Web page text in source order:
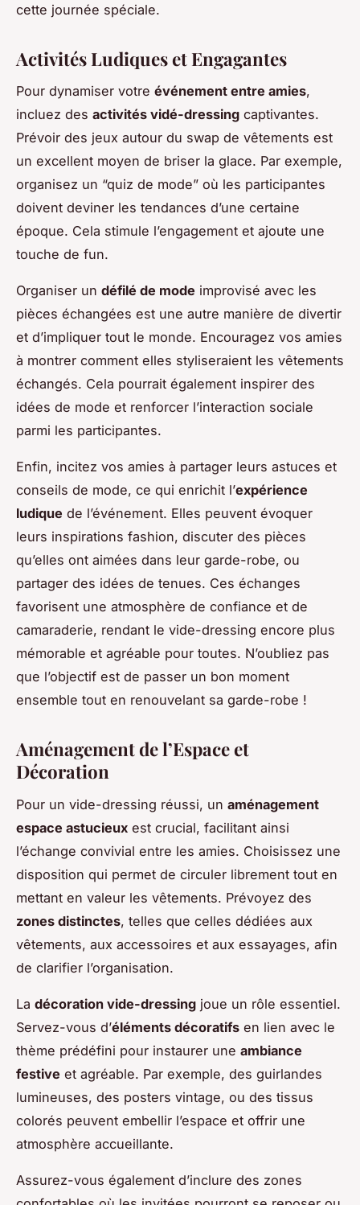
cette journée spéciale.
Activités Ludiques et Engagantes
Pour dynamiser votre événement entre amies,
incluez des activités vidé-dressing captivantes.
Prévoir des jeux autour du swap de vêtements est
un excellent moyen de briser la glace. Par exemple,
organisez un “quiz de mode” où les participantes
doivent deviner les tendances d’une certaine
époque. Cela stimule l’engagement et ajoute une
touche de fun.
Organiser un défilé de mode improvisé avec les
pièces échangées est une autre manière de divertir
et d’impliquer tout le monde. Encouragez vos amies
à montrer comment elles styliseraient les vêtements
échangés. Cela pourrait également inspirer des
idées de mode et renforcer l’interaction sociale
parmi les participantes.
Enfin, incitez vos amies à partager leurs astuces et
conseils de mode, ce qui enrichit l’expérience
ludique de l’événement. Elles peuvent évoquer
leurs inspirations fashion, discuter des pièces
qu’elles ont aimées dans leur garde-robe, ou
partager des idées de tenues. Ces échanges
favorisent une atmosphère de confiance et de
camaraderie, rendant le vide-dressing encore plus
mémorable et agréable pour toutes. N’oubliez pas
que l’objectif est de passer un bon moment
ensemble tout en renouvelant sa garde-robe !
Aménagement de l’Espace et
Décoration
Pour un vide-dressing réussi, un aménagement
espace astucieux est crucial, facilitant ainsi
l’échange convivial entre les amies. Choisissez une
disposition qui permet de circuler librement tout en
mettant en valeur les vêtements. Prévoyez des
zones distinctes, telles que celles dédiées aux
vêtements, aux accessoires et aux essayages, afin
de clarifier l’organisation.
La décoration vide-dressing joue un rôle essentiel.
Servez-vous d’éléments décoratifs en lien avec le
thème prédéfini pour instaurer une ambiance
festive et agréable. Par exemple, des guirlandes
lumineuses, des posters vintage, ou des tissus
colorés peuvent embellir l’espace et offrir une
atmosphère accueillante.
Assurez-vous également d’inclure des zones